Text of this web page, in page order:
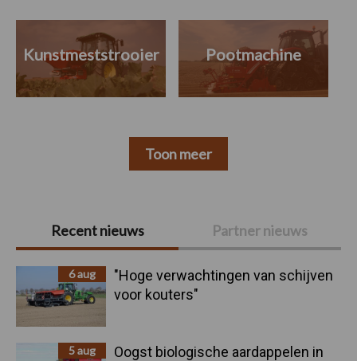
Primaire
Sidebar
Recent nieuws Partner nieuws
6 aug
"Hoge verwachtingen van schijven
voor kouters"
5 aug
Oogst biologische aardappelen in
Kunstmeststrooier Pootmachine
Toon meer